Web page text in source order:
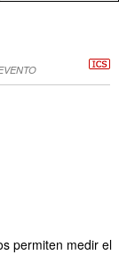
permiten medir el